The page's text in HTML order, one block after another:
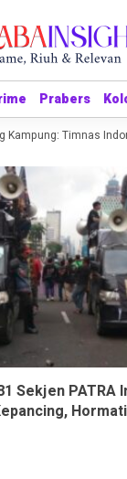
Prabers
Prabers
Timnas
Sekjen PATRA